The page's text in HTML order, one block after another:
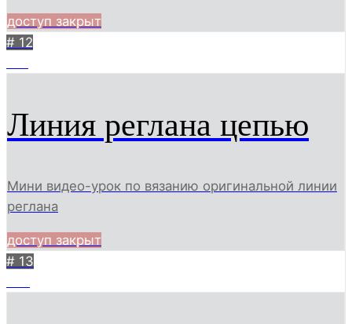
доступ закрыт
# 12
Линия реглана цепью
Мини видео-урок по вязанию оригинальной линии
реглана
доступ закрыт
# 13